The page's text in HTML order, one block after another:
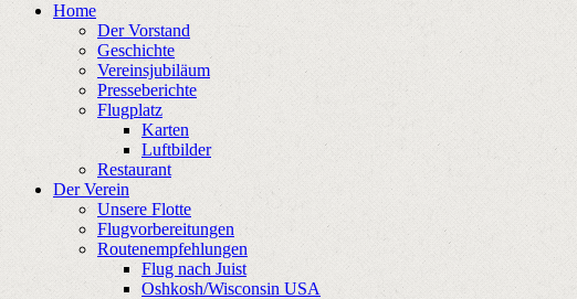
Home
Der Vorstand
Geschichte
Vereinsjubiläum
Presseberichte
Flugplatz
Karten
Luftbilder
Restaurant
Der Verein
Unsere Flotte
Flugvorbereitungen
Routenempfehlungen
Flug nach Juist
Oshkosh/Wisconsin USA